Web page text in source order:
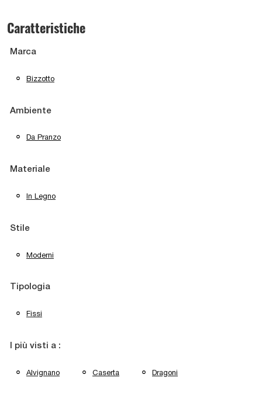
Caratteristiche
Marca
Bizzotto
Ambiente
Da Pranzo
Materiale
In Legno
Stile
Moderni
Tipologia
Fissi
I più visti a :
Alvignano Caserta Dragoni